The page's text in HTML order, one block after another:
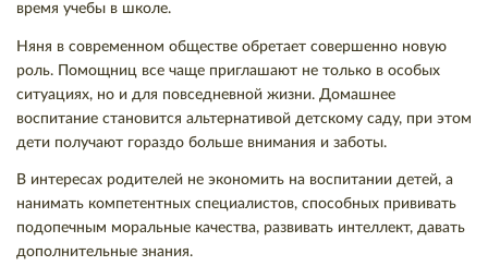
время учебы в школе.
Няня в современном обществе обретает совершенно новую
роль. Помощниц все чаще приглашают не только в особых
ситуациях, но и для повседневной жизни. Домашнее
воспитание становится альтернативой детскому саду, при этом
дети получают гораздо больше внимания и заботы.
В интересах родителей не экономить на воспитании детей, а
нанимать компетентных специалистов, способных прививать
подопечным моральные качества, развивать интеллект, давать
дополнительные знания.